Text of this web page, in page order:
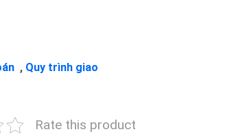
, Quy trình giao
Rate this product